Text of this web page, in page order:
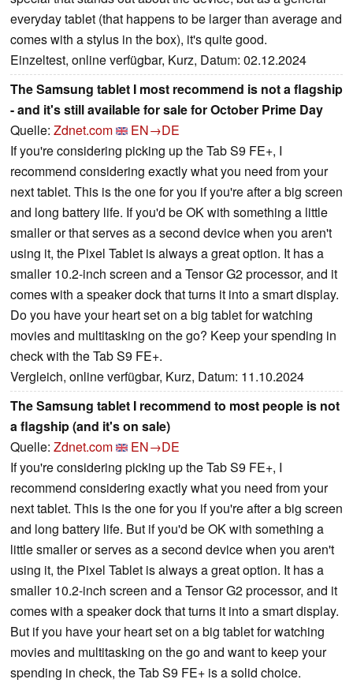
everyday tablet (that happens to be larger than average and
comes with a stylus in the box), it's quite good.
Einzeltest, online verfügbar, Kurz, Datum: 02.12.2024
The Samsung tablet I most recommend is not a flagship
- and it's still available for sale for October Prime Day
Quelle: Zdnet.com
EN→DE
If you're considering picking up the Tab S9 FE+, I
recommend considering exactly what you need from your
next tablet. This is the one for you if you're after a big screen
and long battery life. If you'd be OK with something a little
smaller or that serves as a second device when you aren't
using it, the Pixel Tablet is always a great option. It has a
smaller 10.2-inch screen and a Tensor G2 processor, and it
comes with a speaker dock that turns it into a smart display.
Do you have your heart set on a big tablet for watching
movies and multitasking on the go? Keep your spending in
check with the Tab S9 FE+.
Vergleich, online verfügbar, Kurz, Datum: 11.10.2024
The Samsung tablet I recommend to most people is not
a flagship (and it's on sale)
Quelle: Zdnet.com
EN→DE
If you're considering picking up the Tab S9 FE+, I
recommend considering exactly what you need from your
next tablet. This is the one for you if you're after a big screen
and long battery life. But if you'd be OK with something a
little smaller or serves as a second device when you aren't
using it, the Pixel Tablet is always a great option. It has a
smaller 10.2-inch screen and a Tensor G2 processor, and it
comes with a speaker dock that turns it into a smart display.
But if you have your heart set on a big tablet for watching
movies and multitasking on the go and want to keep your
spending in check, the Tab S9 FE+ is a solid choice.